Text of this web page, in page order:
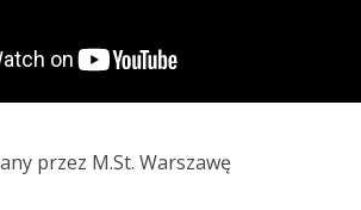
przez M.St. Warszawę